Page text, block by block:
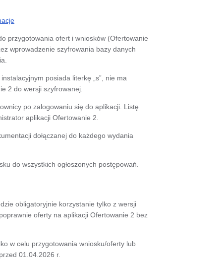
przygotowania ofert i wniosków (Ofertowanie
wprowadzenie szyfrowania bazy danych
posiada literkę „s”, nie ma
2 do wersji szyfrowanej.
po zalogowaniu się do aplikacji. Listę
aplikacji Ofertowanie 2.
dołączanej do każdego wydania
do wszystkich ogłoszonych postępowań.
obligatoryjnie korzystanie tylko z wersji
oferty na aplikacji Ofertowanie 2 bez
w celu przygotowania wniosku/oferty lub
01.04.2026 r.